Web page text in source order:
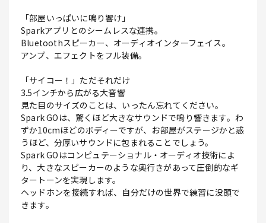
「部屋いっぱいに鳴り響け」
Sparkアプリとのシームレスな連携。
Bluetoothスピーカー、オーディオインターフェイス。
アンプ、エフェクトをフル装備。
「サイコー！」ただそれだけ
3.5インチから広がる大音響
見た目のサイズのことは、いったん忘れてください。
Spark GOは、驚くほど大きなサウンドで鳴り響きます。わ
ずか10cmほどのボディーですが、お部屋がステージかと惑
うほど、分厚いサウンドに包まれることでしょう。
Spark GOはコンピュテーショナル・オーディオ技術によ
り、大きなスピーカーのような奥行きがあって圧倒的なギ
タートーンを実現します。
ヘッドホンを接続すれば、自分だけの世界で練習に没頭で
きます。